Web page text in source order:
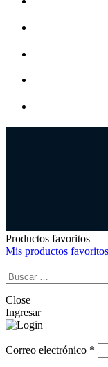
Productos favoritos
Mis productos favoritos
Close
Ingresar
Correo electrónico *